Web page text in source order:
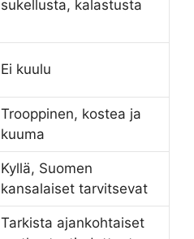
sukellusta, kalastusta
Ei kuulu
Trooppinen, kostea ja
kuuma
Kyllä, Suomen
kansalaiset tarvitsevat
Tarkista ajankohtaiset